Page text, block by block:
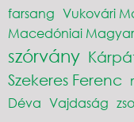
farsang Vukovári
Macedóniai
szórvány
Szekeres Ferenc
Déva Vajdaság